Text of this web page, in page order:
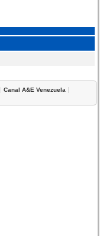
|Canal A&E Venezuela |